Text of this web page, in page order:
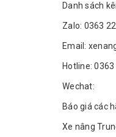
Danh sách
Zalo: 0363
Email:
Hotline:
Wechat:
Báo giá các
Xe nâng